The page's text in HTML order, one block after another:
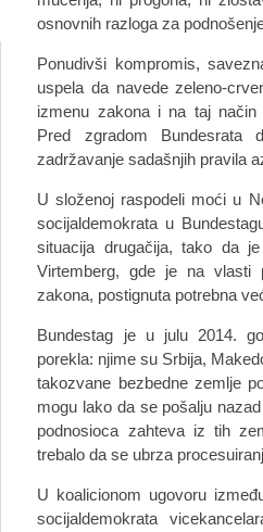
osnovnih razloga za
Ponudivši kompromis,
uspela da navede zeleno-
izmenu zakona i na taj način
Pred zgradom Bundesrata
zadržavanje sadašnjih pravila
U složenoj raspodeli moći u
socijaldemokrata u
situacija drugačija, tako da
Virtemberg, gde je na vlasti
zakona, postignuta potrebna
Bundestag je u julu 2014.
porekla: njime su Srbija,
takozvane bezbedne zemlje
mogu lako da se pošalju
podnosioca zahteva iz tih
trebalo da se ubrza
U koalicionom ugovoru
socijaldemokrata